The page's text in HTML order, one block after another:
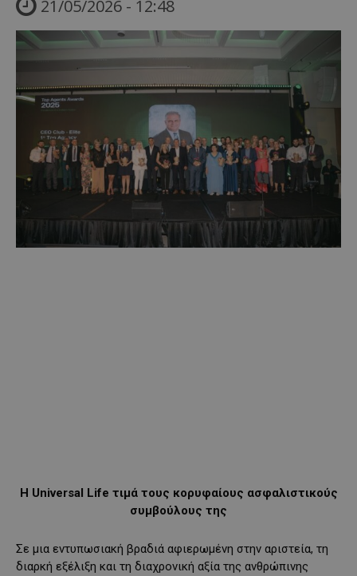
21/05/2026 - 12:48
Η Universal Life τιμά τους κορυφαίους ασφαλιστικούς
συμβούλους της
Σε μια εντυπωσιακή βραδιά αφιερωμένη στην αριστεία, τη
διαρκή εξέλιξη και τη διαχρονική αξία της ανθρώπινης